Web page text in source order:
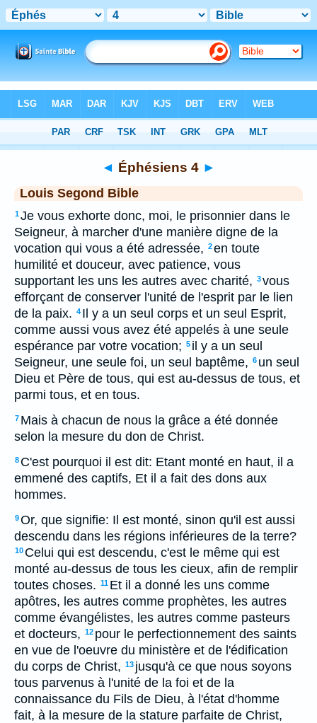
> Éphésiens 4
◄ Éphésiens 4 ►
Louis Segond Bible
1Je vous exhorte donc, moi, le prisonnier dans le
Seigneur, à marcher d'une manière digne de la
vocation qui vous a été adressée, 2en toute
humilité et douceur, avec patience, vous
supportant les uns les autres avec charité, 3vous
efforçant de conserver l'unité de l'esprit par le lien
de la paix. 4 Il y a un seul corps et un seul Esprit,
comme aussi vous avez été appelés à une seule
espérance par votre vocation; 5 il y a un seul
Seigneur, une seule foi, un seul baptême, 6 un seul
Dieu et Père de tous, qui est au-dessus de tous, et
parmi tous, et en tous.
7 Mais à chacun de nous la grâce a été donnée
selon la mesure du don de Christ.
8 C'est pourquoi il est dit: Etant monté en haut, il a
emmené des captifs, Et il a fait des dons aux
hommes.
9Or, que signifie: Il est monté, sinon qu'il est aussi
descendu dans les régions inférieures de la terre?
10 Celui qui est descendu, c'est le même qui est
monté au-dessus de tous les cieux, afin de remplir
toutes choses. 11 Et il a donné les uns comme
apôtres, les autres comme prophètes, les autres
comme évangélistes, les autres comme pasteurs
et docteurs, 12 pour le perfectionnement des saints
en vue de l'oeuvre du ministère et de l'édification
du corps de Christ, 13 jusqu'à ce que nous soyons
tous parvenus à l'unité de la foi et de la
connaissance du Fils de Dieu, à l'état d'homme
fait, à la mesure de la stature parfaite de Christ,